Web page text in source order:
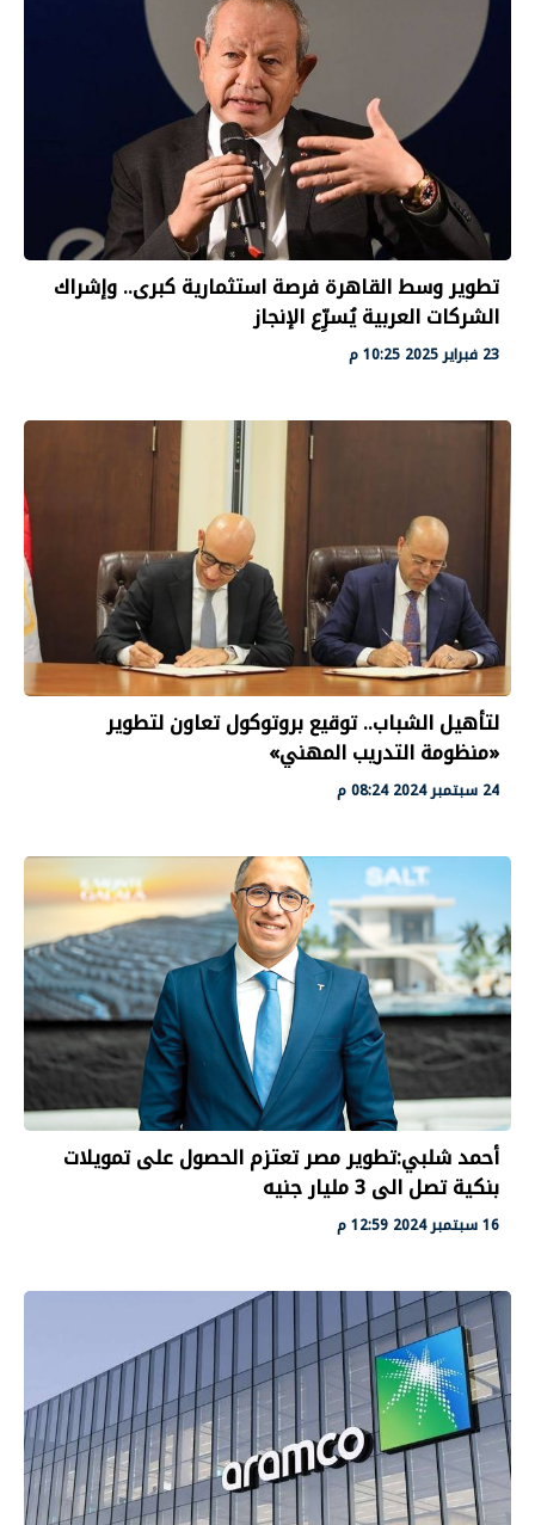
تطوير وسط القاهرة فرصة استثمارية كبرى.. وإشراك
الشركات العربية يُسرِّع الإنجاز
23 فبراير 2025 10:25 م
لتأهيل الشباب.. توقيع بروتوكول تعاون لتطوير
«منظومة التدريب المهني»
24 سبتمبر 2024 08:24 م
أحمد شلبي:تطوير مصر تعتزم الحصول على تمويلات
بنكية تصل الى 3 مليار جنيه
16 سبتمبر 2024 12:59 م